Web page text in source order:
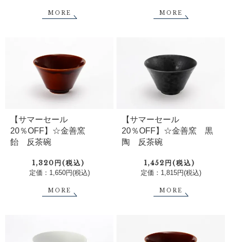
MORE MORE
【サマーセール
20％OFF】☆金善窯
飴 反茶碗
1,320円(税込)
定価：1,650円(税込)
MORE
【サマーセール
20％OFF】☆金善窯 黒
陶 反茶碗
1,452円(税込)
定価：1,815円(税込)
MORE